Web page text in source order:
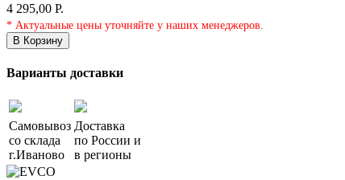
4 295,00 Р.
* Актуальные цены уточняйте у наших менеджеров.
В Корзину
Варианты доставки
Самовывоз
со склада
г.Иваново
Доставка
по России и
в регионы